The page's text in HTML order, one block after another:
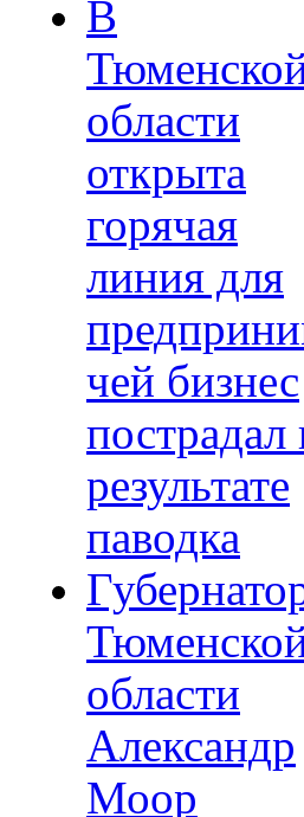
В
области
открыта
горячая
линия для
чей бизнес
пострадал
результате
паводка
области
Александр
Моор